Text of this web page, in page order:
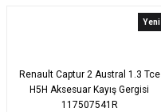
Yeni
Renault Captur 2 Austral 1.3 Tce
H5H Aksesuar Kayış Gergisi
117507541R